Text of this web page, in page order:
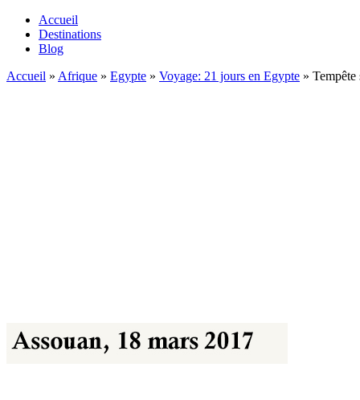
Accueil
Destinations
Blog
Accueil » Afrique » Egypte » Voyage: 21 jours en Egypte »